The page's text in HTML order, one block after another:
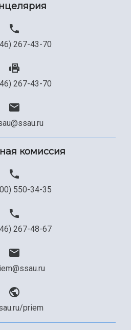
267-43-70
267-43-70
комиссия
550-34-35
267-48-67
priem